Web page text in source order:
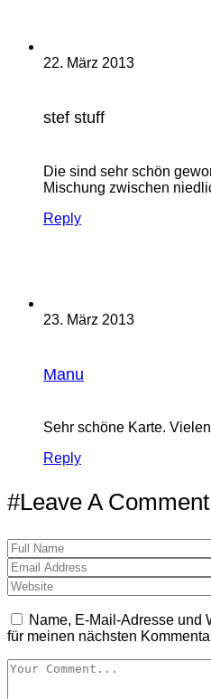
22. März 2013
stef stuff
Die sind sehr schön
Mischung zwischen
Reply
23. März 2013
Manu
Sehr schöne Karte.
Reply
#Leave A Comment
Name, E-Mail-Adresse und
für meinen nächsten